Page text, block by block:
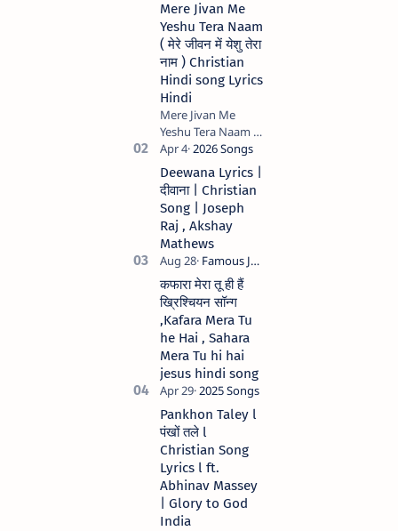
Mere Jivan Me
Yeshu Tera Naam
( मेरे जीवन में येशु तेरा
नाम ) Christian
Hindi song Lyrics
Hindi
Mere Jivan Me
Yeshu Tera Naam (
मेरे जीवन में येशु तेरा नाम )
Christian Hindi
song Lyrics Hindi
Anil Kant …
Deewana Lyrics |
दीवाना | Christian
Song | Joseph
Raj , Akshay
Mathews
कफारा मेरा तू ही हैं
ख्रिश्चियन सॉन्ग
,Kafara Mera Tu
he Hai , Sahara
Mera Tu hi hai
jesus hindi song
Pankhon Taley l
पंखों तले l
Christian Song
Lyrics l ft.
Abhinav Massey
| Glory to God
India